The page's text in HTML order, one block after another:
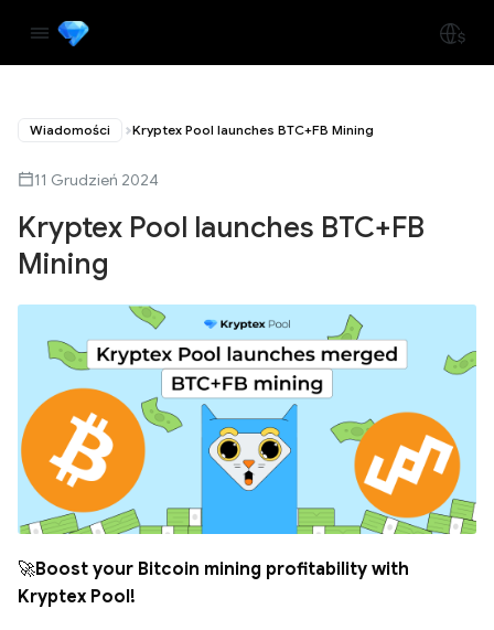
Wiadomości Kryptex Pool launches BTC+FB Mining
11 Grudzień 2024
Kryptex Pool launches BTC+FB
Mining
🚀Boost your Bitcoin mining profitability with
Kryptex Pool!